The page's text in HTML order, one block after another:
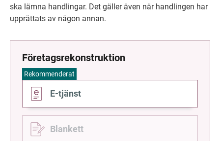
ska lämna handlingar. Det gäller även när handlingen har
upprättats av någon annan.
Företagsrekonstruktion
Rekommenderat
Gå
E-tjänst
Blankett